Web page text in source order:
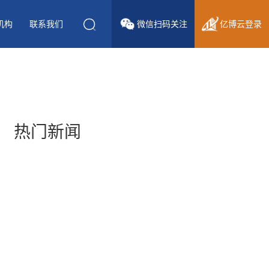
构 联系我们 微信扫码关注 亿博云登录
热门新闻